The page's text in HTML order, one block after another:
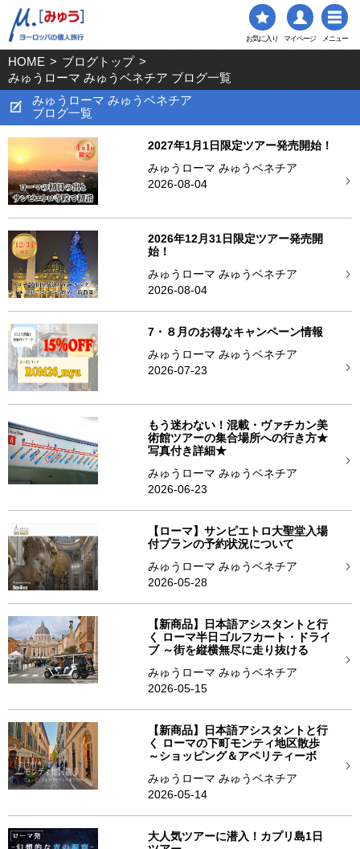
お気に入り マイページ メニュー
HOME > ブログトップ >
みゅうローマ みゅうベネチア ブログ一覧
みゅうローマ みゅうベネチア
ブログ一覧
2027年1月1日限定ツアー発売開始！
みゅうローマ みゅうベネチア
2026-08-04
2026年12月31日限定ツアー発売開
始！
みゅうローマ みゅうベネチア
2026-08-04
7・８月のお得なキャンペーン情報
みゅうローマ みゅうベネチア
2026-07-23
もう迷わない！混載・ヴァチカン美
術館ツアーの集合場所への行き方★
写真付き詳細★
みゅうローマ みゅうベネチア
2026-06-23
【ローマ】サンピエトロ大聖堂入場
付プランの予約状況について
みゅうローマ みゅうベネチア
2026-05-28
【新商品】日本語アシスタントと行
く ローマ半日ゴルフカート・ドライ
ブ ～街を縦横無尽に走り抜ける
みゅうローマ みゅうベネチア
2026-05-15
【新商品】日本語アシスタントと行
く ローマの下町モンティ地区散歩
～ショッピング＆アペリティーボ
みゅうローマ みゅうベネチア
2026-05-14
大人気ツアーに潜入！カプリ島1日